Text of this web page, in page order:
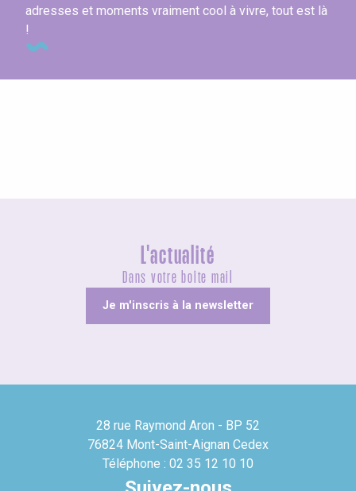
adresses et moments vraiment cool à vivre, tout est là
!
L'actualité
Dans votre boîte mail
Je m'inscris à la newsletter
28 rue Raymond Aron - BP 52
76824 Mont-Saint-Aignan Cedex
Téléphone : 02 35 12 10 10